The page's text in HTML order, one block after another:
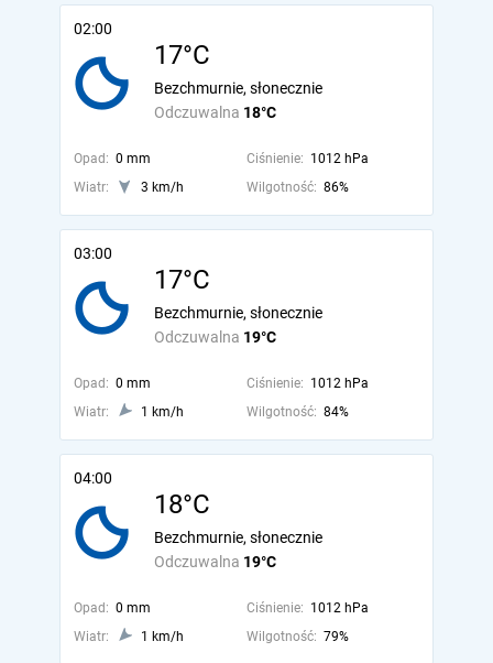
02:00
17°C
Odczuwalna 18°C
Bezchmurnie, słonecznie
Opad: 0 mm Ciśnienie: 1012 hPa
Wiatr:
3 km/h Wilgotność: 86%
03:00
17°C
Odczuwalna 19°C
Bezchmurnie, słonecznie
Opad: 0 mm Ciśnienie: 1012 hPa
Wiatr:
1 km/h Wilgotność: 84%
04:00
18°C
Odczuwalna 19°C
Bezchmurnie, słonecznie
Opad: 0 mm Ciśnienie: 1012 hPa
Wiatr:
1 km/h Wilgotność: 79%